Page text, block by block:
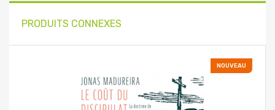
PRODUITS CONNEXES
NOUVEAU